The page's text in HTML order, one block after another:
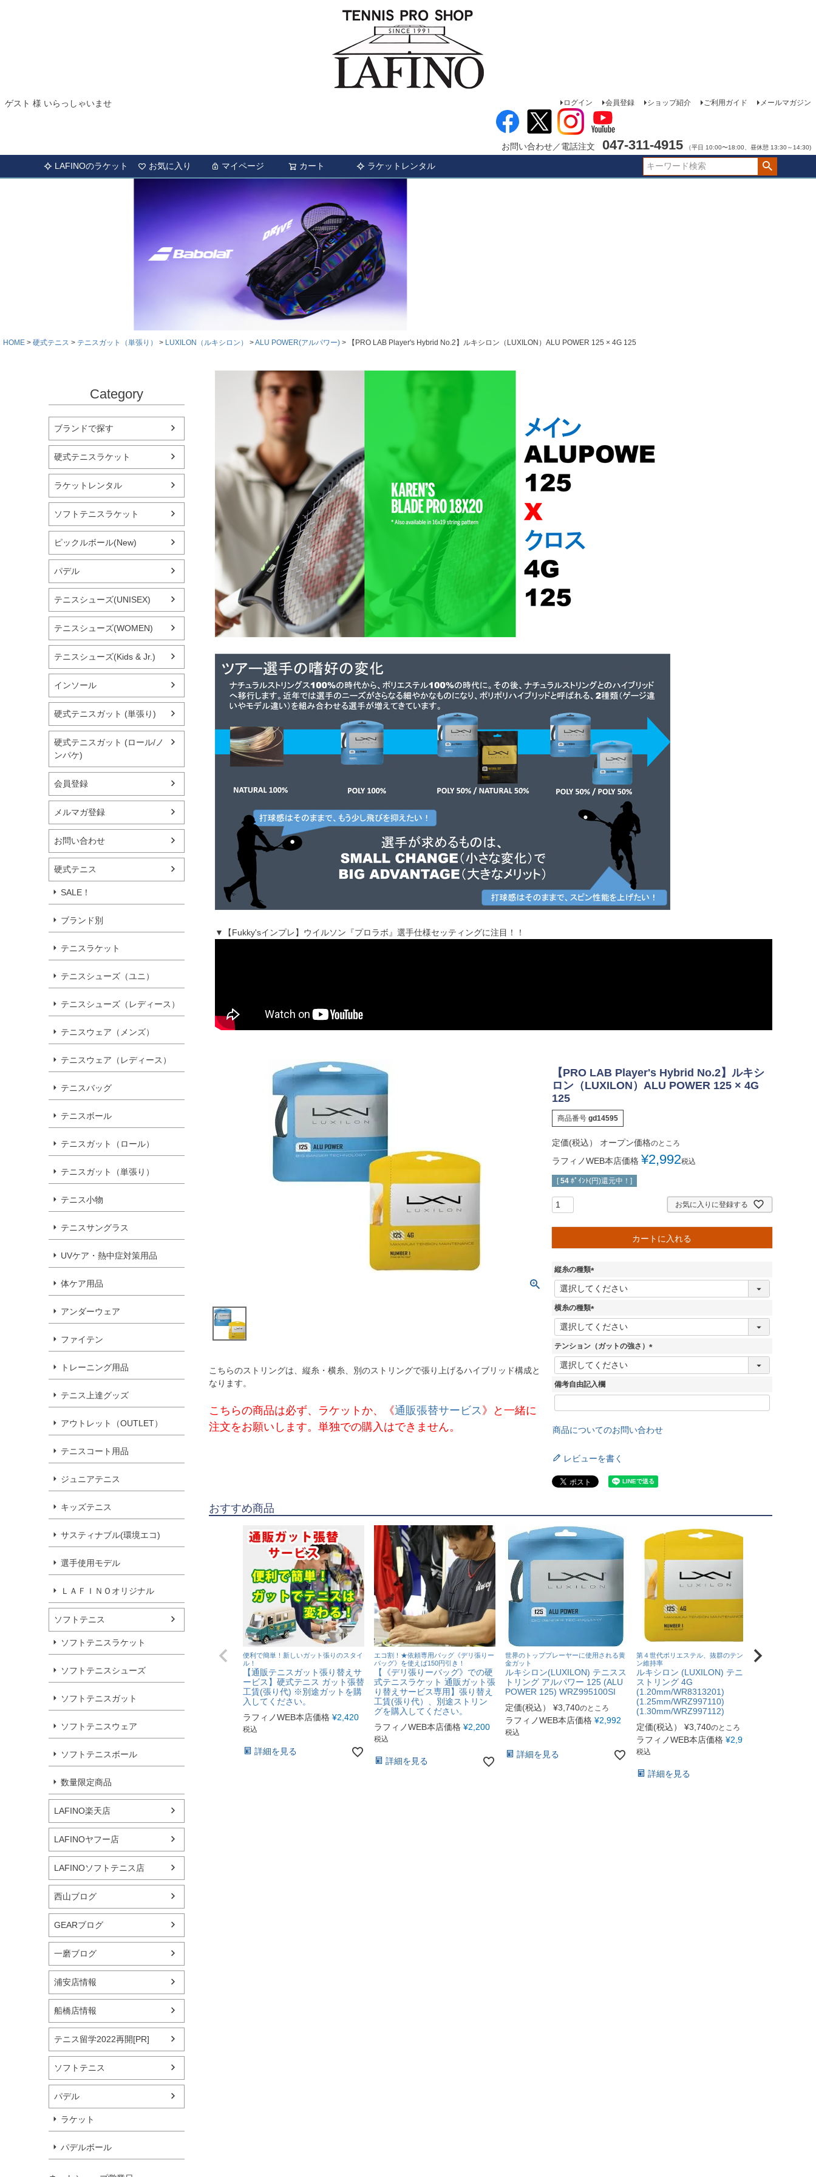
ゲスト 様 いらっしゃいませ ログイン 会員登録 ショップ紹介 ご利用ガイド メールマガジン
お問い合わせ／電話注文 047-311-4915 （平日 10:00〜18:00、昼休憩 13:30～14:30)
LAFINOのラケット お気に入り マイページ カート ラケットレンタル
HOME 硬式テニス テニスガット（単張り） LUXILON（ルキシロン） ALU POWER(アルパワー) 【PRO LAB Player's Hybrid No.2】ルキシロン（LUXILON）ALU POWER 125 × 4G 125
Category
ブランドで探す
硬式テニスラケット
ラケットレンタル
ソフトテニスラケット
ピックルボール(New)
パデル
テニスシューズ(UNISEX)
テニスシューズ(WOMEN)
テニスシューズ(Kids & Jr.)
インソール
硬式テニスガット (単張り)
硬式テニスガット (ロール/ノ
ンパケ)
会員登録
メルマガ登録
お問い合わせ
硬式テニス
SALE！
ブランド別
テニスラケット
テニスシューズ（ユニ）
テニスシューズ（レディース）
テニスウェア（メンズ）
テニスウェア（レディース）
テニスバッグ
テニスボール
テニスガット（ロール）
テニスガット（単張り）
テニス小物
テニスサングラス
UVケア・熱中症対策用品
体ケア用品
アンダーウェア
ファイテン
トレーニング用品
テニス上達グッズ
アウトレット（OUTLET）
テニスコート用品
ジュニアテニス
キッズテニス
サスティナブル(環境エコ)
選手使用モデル
ＬＡＦＩＮＯオリジナル
ソフトテニス
ソフトテニスラケット
ソフトテニスシューズ
ソフトテニスガット
ソフトテニスウェア
ソフトテニスボール
数量限定商品
LAFINO楽天店
LAFINOヤフー店
LAFINOソフトテニス店
西山ブログ
GEARブログ
一磨ブログ
浦安店情報
船橋店情報
テニス留学2022再開[PR]
ソフトテニス
パデル
ラケット
パデルボール
▼【Fukky'sインプレ】ウイルソン『プロラボ』選手仕様セッティングに注目！！
こちらのストリングは、縦糸・横糸、別のストリングで張り上げるハイブリッド構成と
なります。
こちらの商品は必ず、ラケットか、《通販張替サービス 》と一緒に
注文をお願いします。単独での購入はできません。
【PRO LAB Player's Hybrid No.2】ルキシ
ロン（LUXILON）ALU POWER 125 × 4G
125
商品番号 gd14595
定価(税込） オープン価格のところ
ラフィノWEB本店価格 ¥2,992税込
[ 54 ﾎﾟｲﾝﾄ(円)還元中！]
お気に入りに登録する
カートに入れる
縦糸の種類
(
必
須
横糸の種類
(
必
須
テンション（ガットの強さ）
(
備考自由記入欄
商品についてのお問い合わせ
レビューを書く
おすすめ商品
便利で簡単！新しいガット張りのスタイ
ル！
【通販テニスガット張り替えサ
ービス】硬式テニス ガット張替
工賃(張り代) ※別途ガットを購
入してください。
ラフィノWEB本店価格 ¥2,420
税込
詳細を見る
エコ割！★依頼専用バッグ《デリ張りー
バッグ》を使えば150円引き！
【《デリ張りーバッグ》での硬
式テニスラケット 通販ガット張
り替えサービス専用】張り替え
工賃(張り代）、別途ストリン
グを購入してください。
ラフィノWEB本店価格 ¥2,200
税込
詳細を見る
世界のトッププレーヤーに使用される黄
金ガット
ルキシロン(LUXILON) テニスス
トリング アルパワー 125 (ALU
POWER 125) WRZ995100SI
定価(税込）
¥3,740のところ
ラフィノWEB本店価格 ¥2,992
税込
詳細を見る
第４世代ポリエステル、抜群のテンショ
ン維持率
ルキシロン (LUXILON) テニス
ストリング 4G
(1.20mm/WR8313201)
(1.25mm/WRZ997110)
(1.30mm/WRZ997112)
定価(税込）
¥3,740のところ
ラフィノWEB本店価格 ¥2,992
税込
詳細を見る